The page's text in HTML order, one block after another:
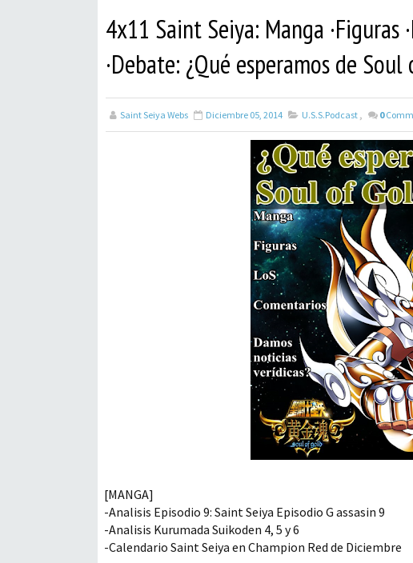
4x11 Saint Seiya: Manga ·Figuras
·Debate: ¿Qué esperamos de
Saint Seiya Webs Diciembre 05, 2014 U.S.S.Podcast , 0
[MANGA]
-Analisis Episodio 9: Saint Seiya Episodio G assasin 9
-Analisis Kurumada Suikoden 4, 5 y 6
-Calendario Saint Seiya en Champion Red de Diciembre